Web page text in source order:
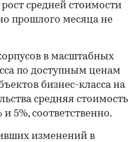
средней стоимости
прошлого месяца не
в масштабных
по доступным ценам
бизнес-класса на
средняя стоимость
5%, соответственно.
изменений в